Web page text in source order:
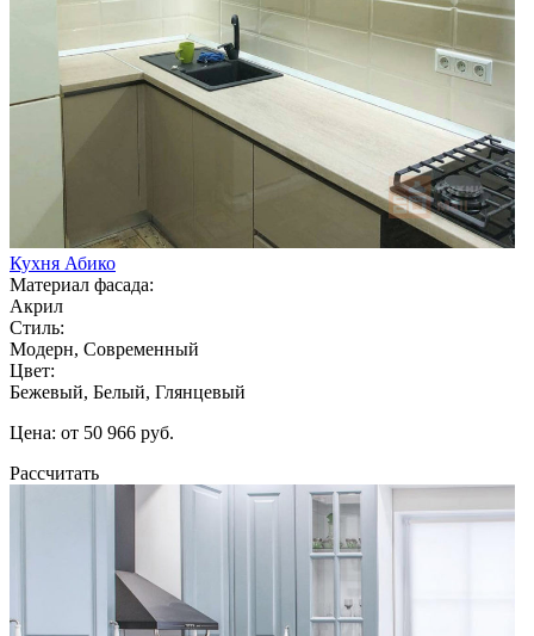
Кухня Абико
Материал фасада:
Акрил
Стиль:
Модерн, Современный
Цвет:
Бежевый, Белый, Глянцевый
Цена: от 50 966 руб.
Рассчитать